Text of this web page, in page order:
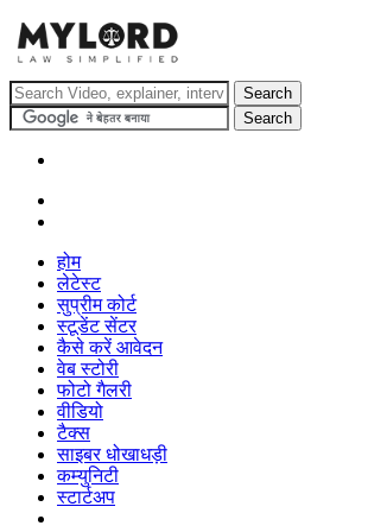
होम
लेटेस्ट
सुप्रीम कोर्ट
स्टूडेंट सेंटर
कैसे करें आवेदन
वेब स्टोरी
फोटो गैलरी
वीडियो
टैक्स
साइबर धोखाधड़ी
कम्युनिटी
स्टार्टअप